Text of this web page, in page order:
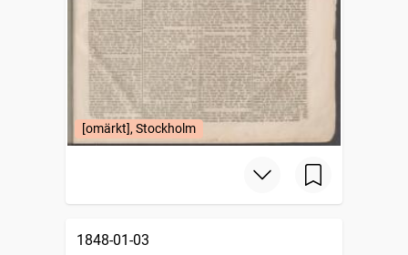
[omärkt], Stockholm
1848-01-03